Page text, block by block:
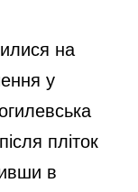
на
у
пліток
в